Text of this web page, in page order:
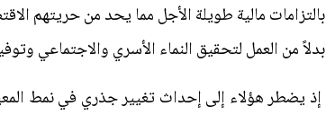
بالتزامات مالية طويلة الأجل مما يحد من حريتهم
بدلاً من العمل لتحقيق النماء الأسري والاجتماعي
إذ يضطر هؤلاء إلى إحداث تغيير جذري في نمط